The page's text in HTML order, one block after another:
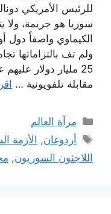
للرئيس الأمريكي
سوريا هو جريمة، ولا
الكيماوي واصفاً دول
ولم تف بالتزاماتها
25 مليار دولار
مقابلة تلفويونية …
التصنيفات
مرآة العالم
الوسوم
أردوغان, الأزمة
اللاجئون السوريون,